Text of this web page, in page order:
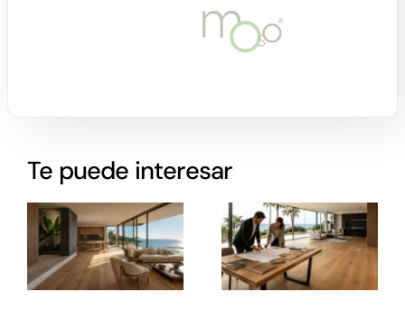
Te puede interesar